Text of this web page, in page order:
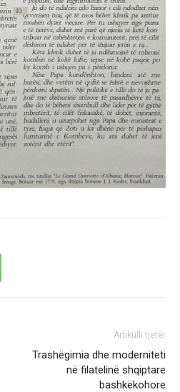
Artikulli tjetër
Trashëgimia dhe moderniteti
në filatelinë shqiptare
bashkëkohore